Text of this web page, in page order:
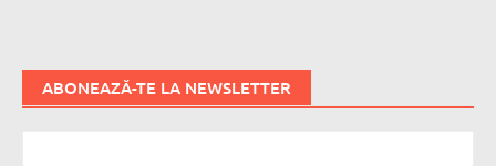
ABONEAZĂ-TE LA NEWSLETTER